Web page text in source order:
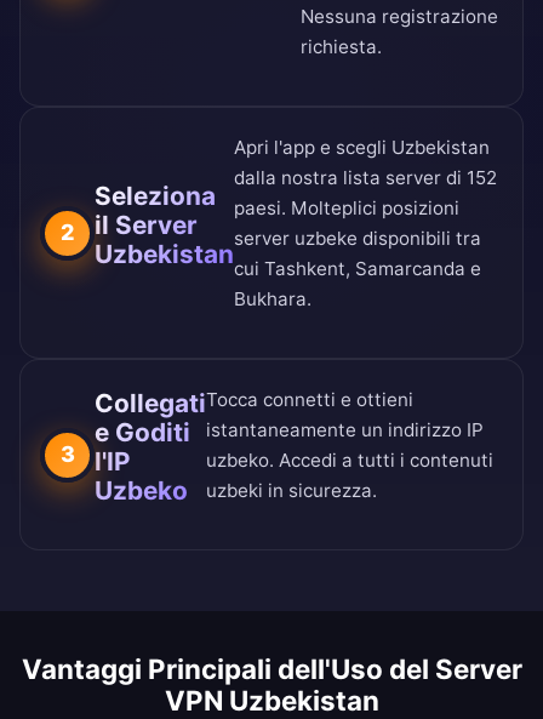
Nessuna registrazione
richiesta.
2
Seleziona
il Server
Uzbekistan
Apri l'app e scegli Uzbekistan
dalla nostra lista server di 152
paesi. Molteplici posizioni
server uzbeke disponibili tra
cui Tashkent, Samarcanda e
Bukhara.
3
Collegati
e Goditi
l'IP
Uzbeko
Tocca connetti e ottieni
istantaneamente un indirizzo IP
uzbeko. Accedi a tutti i contenuti
uzbeki in sicurezza.
Vantaggi Principali dell'Uso del Server
VPN Uzbekistan